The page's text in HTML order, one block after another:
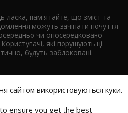
ласка, пам'ятайте, що зміст та
можуть зачіпати почуття
чи опосередковано
які порушують ці
будуть заблоковані.
сайтом використовуються куки.
ensure you get the best